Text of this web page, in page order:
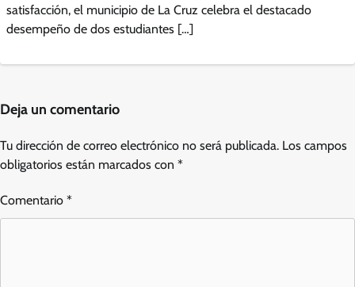
satisfacción, el municipio de La Cruz celebra el destacado
desempeño de dos estudiantes […]
Deja un comentario
Tu dirección de correo electrónico no será publicada. Los campos
obligatorios están marcados con *
Comentario *